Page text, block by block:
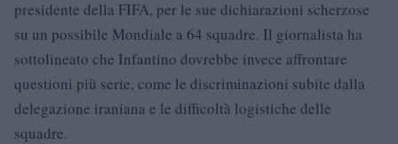
presidente della FIFA, per le sue dichiarazioni scherzose
su un possibile Mondiale a 64 squadre. Il giornalista ha
sottolineato che Infantino dovrebbe invece affrontare
questioni più serie, come le discriminazioni subite dalla
delegazione iraniana e le difficoltà logistiche delle
squadre.